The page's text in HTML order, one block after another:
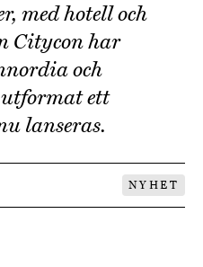
med hotell och
Citycon har
och
ett
lanseras.
NYHET